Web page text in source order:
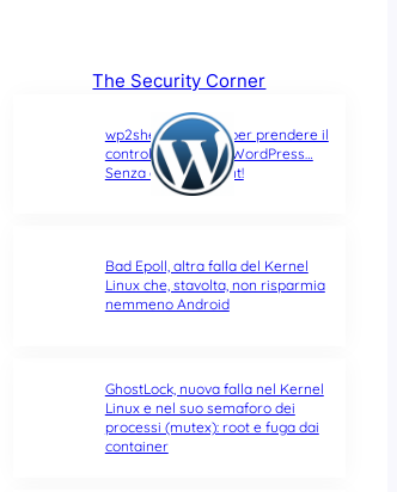
The Security Corner
wp2shell: due CVE per prendere il
controllo di un sito WordPress…
Senza alcun account!
Bad Epoll, altra falla del Kernel
Linux che, stavolta, non risparmia
nemmeno Android
GhostLock, nuova falla nel Kernel
Linux e nel suo semaforo dei
processi (mutex): root e fuga dai
container